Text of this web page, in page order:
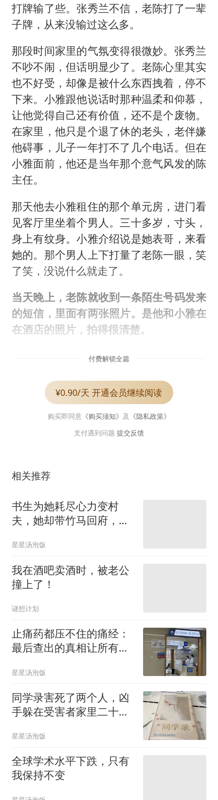
打牌输了些。张秀兰不信，老陈打了一辈
子牌，从来没输过这么多。
那段时间家里的气氛变得很微妙。张秀兰
不吵不闹，但话明显少了。老陈心里其实
也不好受，却像是被什么东西拽着，停不
下来。小雅跟他说话时那种温柔和仰慕，
让他觉得自己还有价值，还不是个废物。
在家里，他只是个退了休的老头，老伴嫌
他碍事，儿子一年打不了几个电话。但在
小雅面前，他还是当年那个意气风发的陈
主任。
那天他去小雅租住的那个单元房，进门看
见客厅里坐着个男人。三十多岁，寸头，
身上有纹身。小雅介绍说是她表哥，来看
她的。那个男人上下打量了老陈一眼，笑
了笑，没说什么就走了。
当天晚上，老陈就收到一条陌生号码发来
的短信，里面有两张照片。是他和小雅在
在酒店的照片，拍得很清楚。
付费解锁全篇
¥0.90/天 开通会员继续阅读
购买即同意 《购买须知》 及 《隐私政策》
支付遇到问题 提交反馈
相关推荐
书生为她耗尽心力变村
夫，她却带竹马回府，得
星星汤泡饭
我在酒吧卖酒时，被老公
撞上了！
谜想计划
止痛药都压不住的痛经：
最后查出的真相让所有医
星星汤泡饭
同学录害死了两个人，凶
手躲在受害者家里二十
星星汤泡饭
全球学术水平下跌，只有
我保持不变